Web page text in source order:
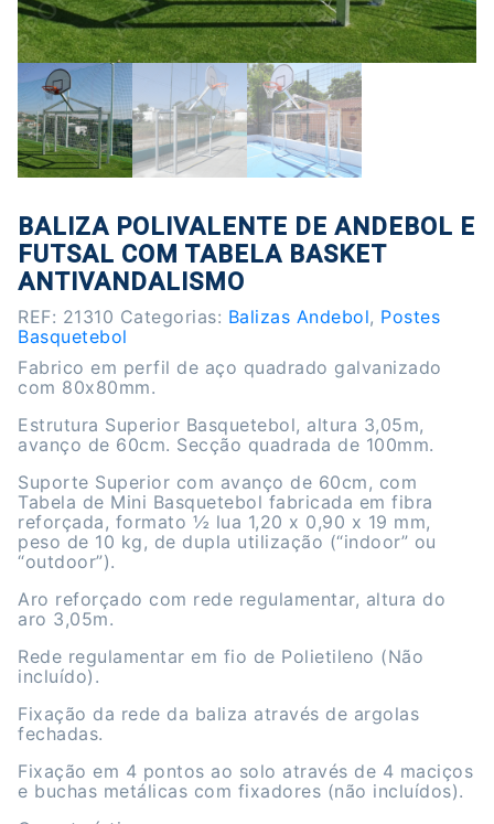
BALIZA POLIVALENTE DE ANDEBOL E
FUTSAL COM TABELA BASKET
ANTIVANDALISMO
REF: 21310 Categorias: Balizas Andebol, Postes
Basquetebol
Fabrico em perfil de aço quadrado galvanizado
com 80x80mm.
Estrutura Superior Basquetebol, altura 3,05m,
avanço de 60cm. Secção quadrada de 100mm.
Suporte Superior com avanço de 60cm, com
Tabela de Mini Basquetebol fabricada em fibra
reforçada, formato ½ lua 1,20 x 0,90 x 19 mm,
peso de 10 kg, de dupla utilização (“indoor” ou
“outdoor”).
Aro reforçado com rede regulamentar, altura do
aro 3,05m.
Rede regulamentar em fio de Polietileno (Não
incluído).
Fixação da rede da baliza através de argolas
fechadas.
Fixação em 4 pontos ao solo através de 4 maciços
e buchas metálicas com fixadores (não incluídos).